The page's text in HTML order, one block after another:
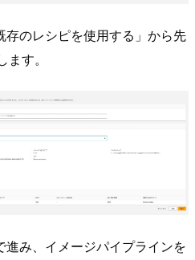
のレシピを使用する」から先
す。
み、イメージパイプラインを